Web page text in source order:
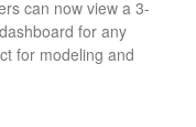
can now view a 3-
for any
for modeling and